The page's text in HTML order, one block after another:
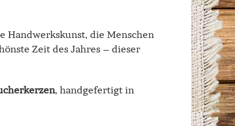
die Menschen
Zeit des Jahres – dieser
, handgefertigt in